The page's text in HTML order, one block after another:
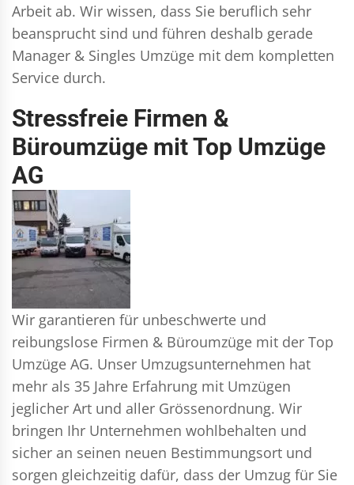
Arbeit ab. Wir wissen, dass Sie beruflich sehr
beansprucht sind und führen deshalb gerade
Manager & Singles Umzüge mit dem kompletten
Service durch.
Stressfreie Firmen &
Büroumzüge mit Top Umzüge
AG
Wir garantieren für unbeschwerte und
reibungslose Firmen & Büroumzüge mit der Top
Umzüge AG. Unser Umzugsunternehmen hat
mehr als 35 Jahre Erfahrung mit Umzügen
jeglicher Art und aller Grössenordnung. Wir
bringen Ihr Unternehmen wohlbehalten und
sicher an seinen neuen Bestimmungsort und
sorgen gleichzeitig dafür, dass der Umzug für Sie